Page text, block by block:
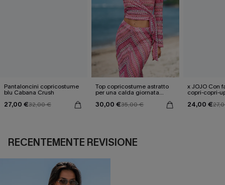
Pantaloncini copricostume
blu Cabana Crush
27,00 €32,00 €
Top copricostume astratto
per una calda giornata
30,00 €35,00 €
x JOJO Con
copri-copri-
24,00 €
RECENTEMENTE REVISIONE